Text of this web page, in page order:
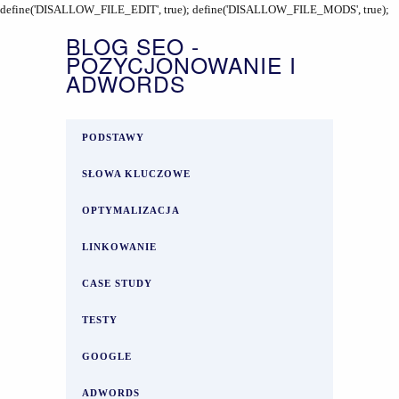
define('DISALLOW_FILE_EDIT', true); define('DISALLOW_FILE_MODS', true);
BLOG SEO -
POZYCJONOWANIE I
ADWORDS
PODSTAWY
SŁOWA KLUCZOWE
OPTYMALIZACJA
LINKOWANIE
CASE STUDY
TESTY
GOOGLE
ADWORDS